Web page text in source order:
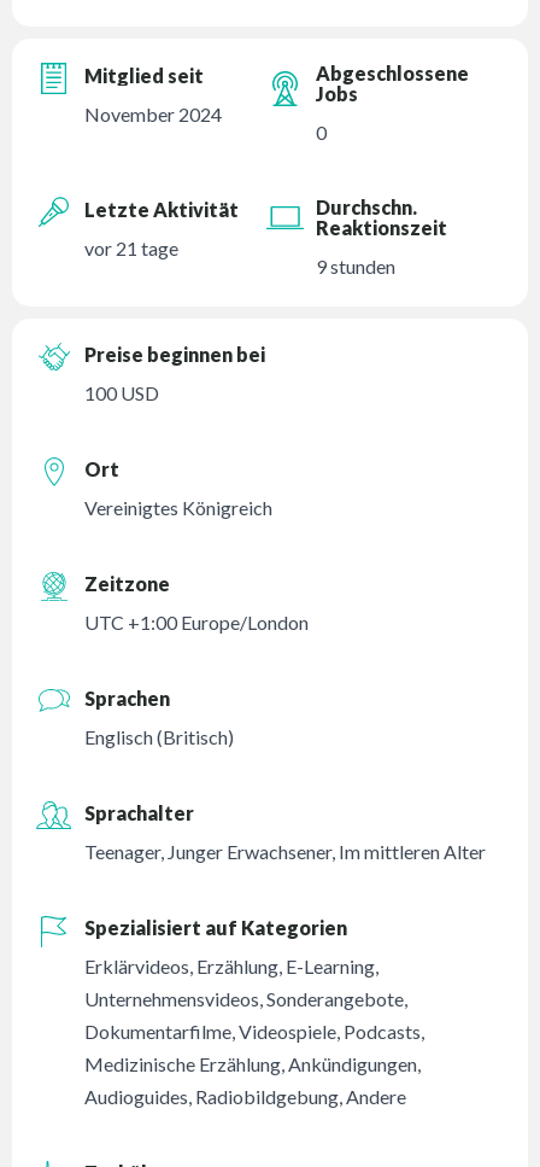
Mitglied seit
November 2024
Abgeschlossene
Jobs
0
Letzte Aktivität
vor 21 tage
Durchschn.
Reaktionszeit
9 stunden
Preise beginnen bei
100 USD
Ort
Vereinigtes Königreich
Zeitzone
UTC +1:00 Europe/London
Sprachen
Englisch (Britisch)
Sprachalter
Teenager, Junger Erwachsener, Im mittleren Alter
Spezialisiert auf Kategorien
Erklärvideos, Erzählung, E-Learning,
Unternehmensvideos,Sonderangebote,
Dokumentarfilme,Videospiele, Podcasts,
Medizinische Erzählung,Ankündigungen,
Audioguides, Radiobildgebung,Andere